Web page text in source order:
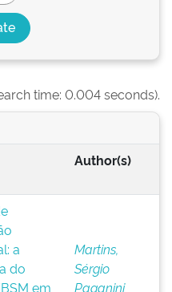
time: 0.004 seconds).
Author(s)
a
do
em
Martins,
Sérgio
Paganini